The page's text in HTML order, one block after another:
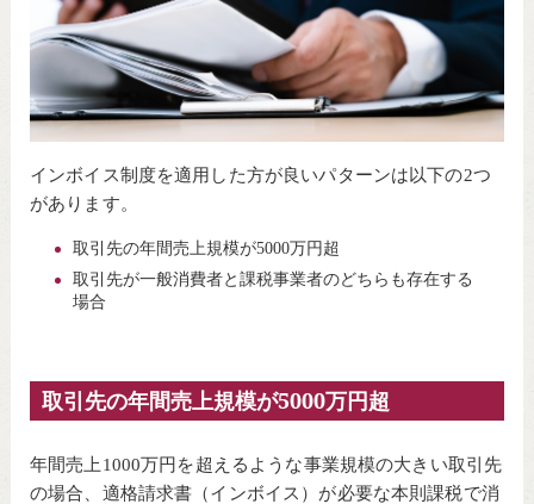
インボイス制度を適用した方が良いパターンは以下の2つ
があります。
取引先の年間売上規模が5000万円超
取引先が一般消費者と課税事業者のどちらも存在する
場合
取引先の年間売上規模が5000万円超
年間売上1000万円を超えるような事業規模の大きい取引先
の場合、適格請求書（インボイス）が必要な本則課税で消